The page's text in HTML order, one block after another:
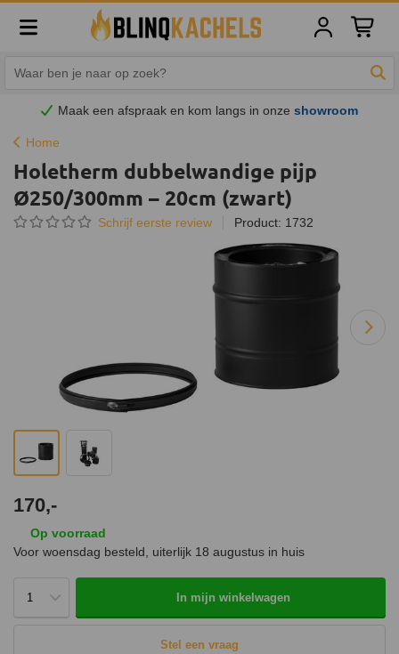
Maak een afspraak en kom langs in onzeshowroom
Home
Holetherm dubbelwandige pijp
Ø250/300mm – 20cm (zwart)
Schrijf eerste review Product: 1732
170,-
Op voorraad
Voor woensdag besteld, uiterlijk 18 augustus in huis
In mijn winkelwagen
Stel een vraag